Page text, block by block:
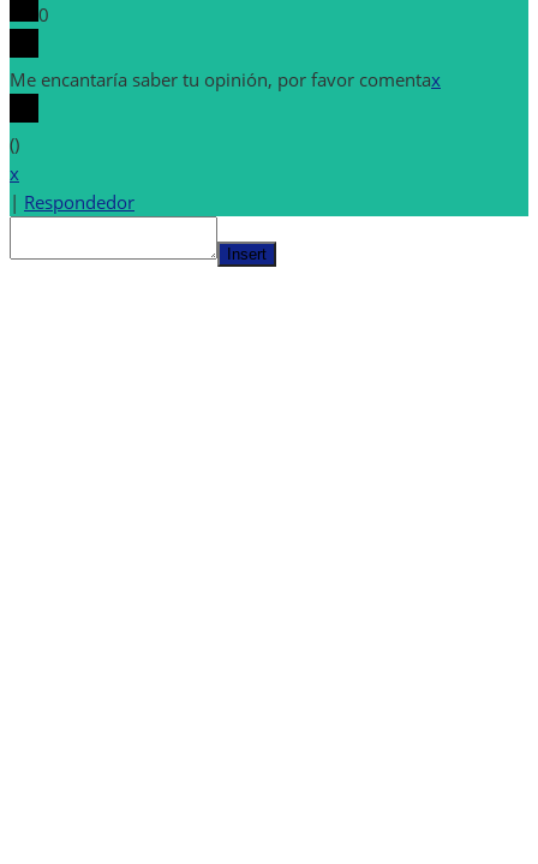
0
Me encantaría saber tu opinión, por favor comentax
()
x
| Respondedor
Insert